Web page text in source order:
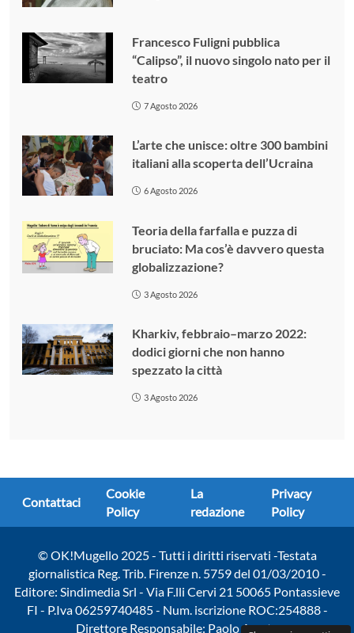
Francesco Fuligni pubblica
“Calipso”, il nuovo singolo nato per il
teatro
7 Agosto 2026
L’arte che unisce: oltre 300 bambini
italiani alla scoperta dell’Ucraina
6 Agosto 2026
Teoria della farfalla e puzza di
bruciato: Ma cos’è davvero questa
globalizzazione?
3 Agosto 2026
Kharkiv, febbraio–marzo 2022:
dodici giorni che non hanno
spezzato la città
3 Agosto 2026
Contattaci
Cookie
Policy
La
redazione
Privacy
Policy
© OK!Mugello 2025 - Tutti i diritti riservati -Testata
giornalistica Reg. Trib. Firenze n. 5759 del 01/03/2010 -
Editore: Sindimedia Srl - Via F.lli Cervi 21 50065 Pontassieve
FI - P.Iva 06259740485 - Num. iscrizione ROC:254888 -
Direttore Responsabile: Paolo Amato